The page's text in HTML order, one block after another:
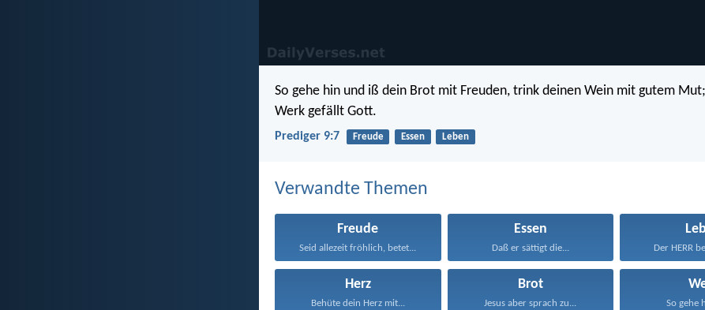
So gehe hin und iß dein Brot mit Freuden, trink deinen Wein mit gutem
Werk gefällt Gott.
Prediger 9:7 Freude Essen Leben
Verwandte Themen
Freude
Seid allezeit fröhlich, betet...
Essen
Daß er sättigt die... Der HERR
Herz
Behüte dein Herz mit...
Brot
Jesus aber sprach zu... So gehe